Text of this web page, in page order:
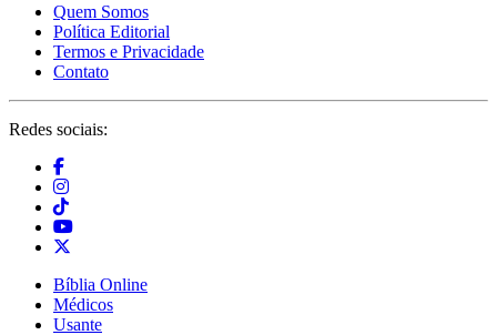
Quem Somos
Política Editorial
Termos e Privacidade
Contato
Redes sociais:
Bíblia Online
Médicos
Usante